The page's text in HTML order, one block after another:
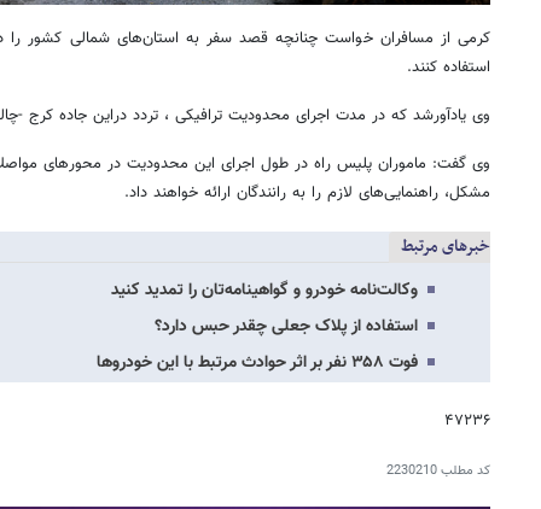
کرمی از مسافران خواست چنانچه قصد سفر به استان‌های شمالی کشور را
استفاده کنند.
وی یادآورشد که در مدت اجرای محدودیت ترافیکی ، تردد دراین جاده کرج
وی گفت: ماموران پلیس راه در طول اجرای این محدودیت در محورهای
مشکل، راهنمایی‌های لازم را به رانندگان ارائه خواهند داد.
خبرهای مرتبط
وکالت‌نامه خودرو و گواهینامه‌تان را تمدید کنید
استفاده از پلاک جعلی چقدر حبس دارد؟
فوت ۳۵۸ نفر بر اثر حوادث مرتبط با این خودروها
۴۷۲۳۶
کد مطلب2230210